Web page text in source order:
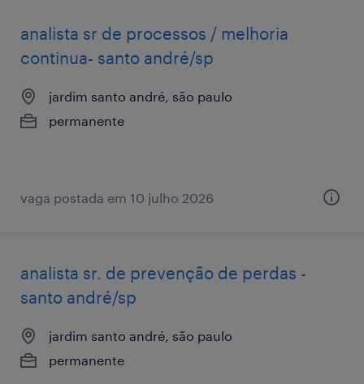
analista sr de processos / melhoria
continua- santo andré/sp
jardim santo andré, são paulo
permanente
vaga postada em 10 julho 2026
analista sr. de prevenção de perdas -
santo andré/sp
jardim santo andré, são paulo
permanente